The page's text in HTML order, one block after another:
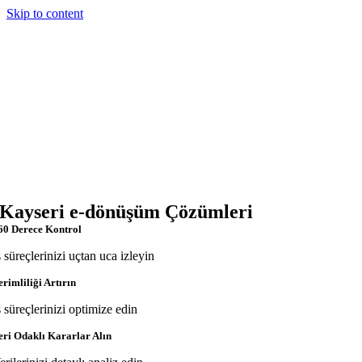
Skip to content
Kayseri e-dönüşüm Çözümleri
Derece Kontrol
süreçlerinizi uçtan uca izleyin
Artırın
süreçlerinizi optimize edin
Odaklı Kararlar Alın